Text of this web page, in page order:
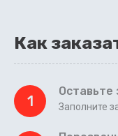
Как
1
Оставьте
Заполните